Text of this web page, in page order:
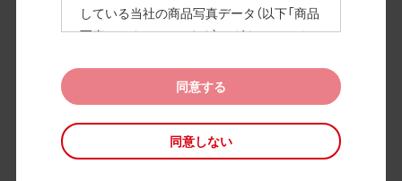
している当社の商品写真データ（以下「商品
写真データ」といいます）のダウンロードお
また、当社は、下記のCAD図データ利用規約
（以下「CAD図データ利用規約」といいます）
に同意いただいたお客様に限定して、本CA
D図ダウンロードページで公開している当
同意する
同意しない
高画質画像